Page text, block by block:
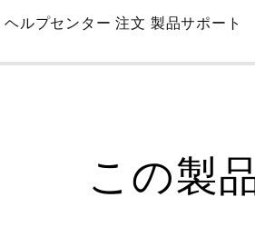
Skip
Main
ヘルプセンター 注文 製品サポート
この製